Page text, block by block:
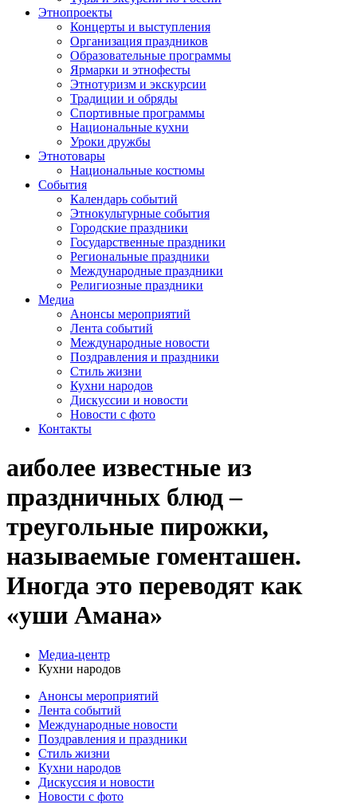
Этнопроекты
Концерты и выступления
Организация праздников
Образовательные программы
Ярмарки и этнофесты
Этнотуризм и экскурсии
Традиции и обряды
Спортивные программы
Национальные кухни
Уроки дружбы
Этнотовары
Национальные костюмы
События
Календарь событий
Этнокультурные события
Городские праздники
Государственные праздники
Региональные праздники
Международные праздники
Религиозные праздники
Медиа
Анонсы мероприятий
Лента событий
Международные новости
Поздравления и праздники
Cтиль жизни
Кухни народов
Дискуссии и новости
Новости с фото
Контакты
аиболее известные из
праздничных блюд –
треугольные пирожки,
называемые гоменташен.
Иногда это переводят как
«уши Амана»
Медиа-центр
Кухни народов
Анонсы мероприятий
Лента событий
Международные новости
Поздравления и праздники
Cтиль жизни
Кухни народов
Дискуссия и новости
Новости с фото